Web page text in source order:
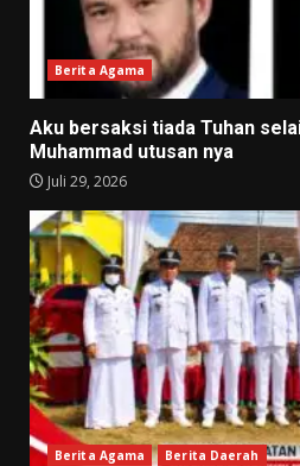
Berita Agama
Aku bersaksi tiada Tuhan
Muhammad utusan nya
Juli 29, 2026
Berita Agama Berita Daerah